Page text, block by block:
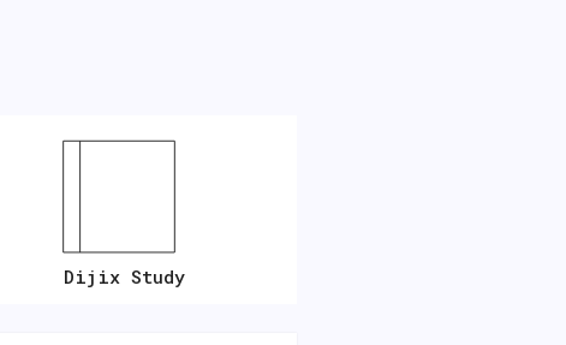
Dijix Study